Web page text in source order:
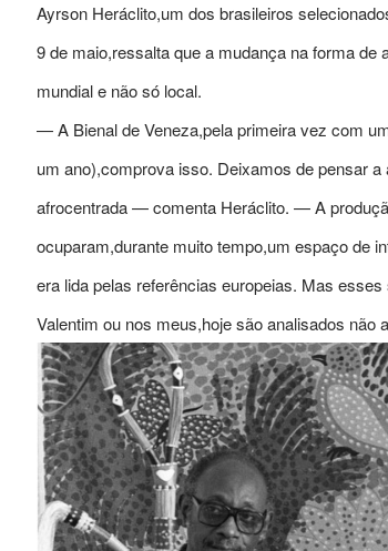
Ayrson Heráclito,um dos brasileiros
9 de maio,ressalta que a mudança na forma
mundial e não só local.
— A Bienal de Veneza,pela primeira vez com
um ano),comprova isso. Deixamos de pensar
afrocentrada — comenta Heráclito. — A
ocuparam,durante muito tempo,um espaço de
era lida pelas referências europeias. Mas
Valentim ou nos meus,hoje são analisados não